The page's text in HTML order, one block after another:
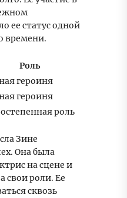
ее статус одной
времени.
Роль
героиня
героиня
роль
Зине
Она была
на сцене и
свои роли. Ее
сквозь